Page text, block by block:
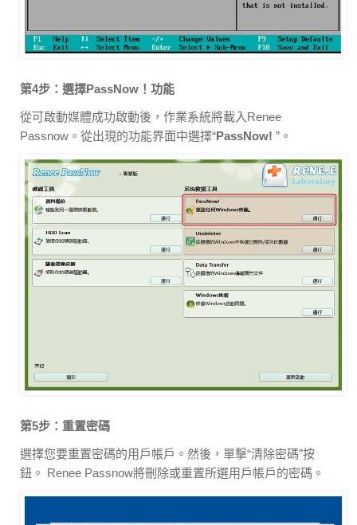
第4步：選擇PassNow！功能
從可啟動媒體成功啟動後，作業系統將載入Renee
Passnow。從出現的功能界面中選擇“PassNow! ”。
第5步：重置密碼
選擇您要重置密碼的用戶帳戶。然後，單擊“清除密碼”按
鈕。 Renee Passnow將刪除或重置所選用戶帳戶的密碼。